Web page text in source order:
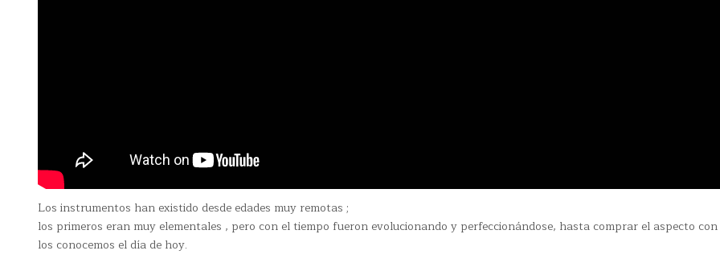
Los instrumentos han existido desde edades muy remotas ;
los primeros eran muy elementales , pero con el tiempo fueron evolucionando y perfeccionándose, hasta comprar el aspecto con
los conocemos el día de hoy.